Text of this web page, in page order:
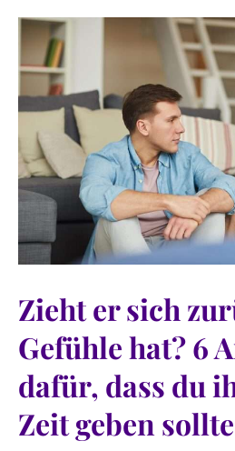
Zieht er sich
Gefühle hat? 6
dafür, dass du
Zeit geben